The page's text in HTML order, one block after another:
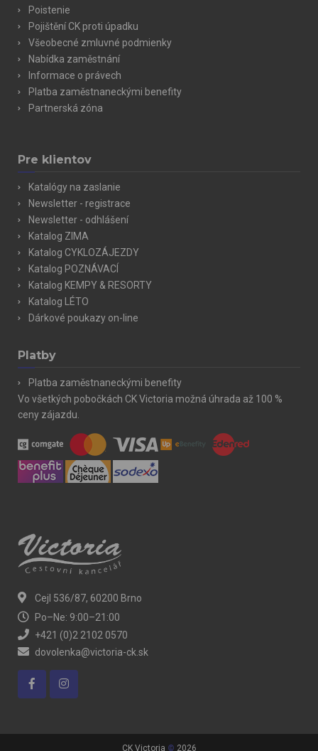
Poistenie
Pojištění CK proti úpadku
Všeobecné zmluvné podmienky
Nabídka zaměstnání
Informace o právech
Platba zaměstnaneckými benefity
Partnerská zóna
Pre klientov
Katalógy na zaslanie
Newsletter - registrace
Newsletter - odhlášení
Katalog ZIMA
Katalog CYKLOZÁJEZDY
Katalog POZNÁVACÍ
Katalog KEMPY & RESORTY
Katalog LÉTO
Dárkové poukazy on-line
Platby
Platba zaměstnaneckými benefity
Vo všetkých pobočkách CK Victoria možná úhrada až 100 %
ceny zájazdu.
Cejl 536/87, 60200 Brno
Po–Ne: 9:00–21:00
+421 (0)2 2102 0570
dovolenka@victoria-ck.sk
CK Victoria © 2026